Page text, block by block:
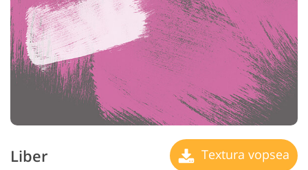
Liber Textura vopsea